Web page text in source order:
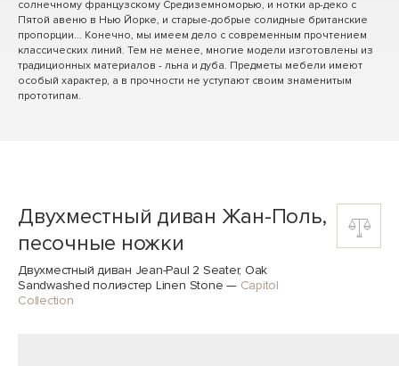
солнечному французскому Средиземноморью, и нотки ар-деко с
Пятой авеню в Нью Йорке, и старые-добрые солидные британские
пропорции... Конечно, мы имеем дело с современным прочтением
классических линий. Тем не менее, многие модели изготовлены из
традиционных материалов - льна и дуба. Предметы мебели имеют
особый характер, а в прочности не уступают своим знаменитым
прототипам.
Двухместный диван Жан-Поль,
песочные ножки
Двухместный диван Jean-Paul 2 Seater, Oak
Sandwashed полиэстер Linen Stone — Capitol
Collection